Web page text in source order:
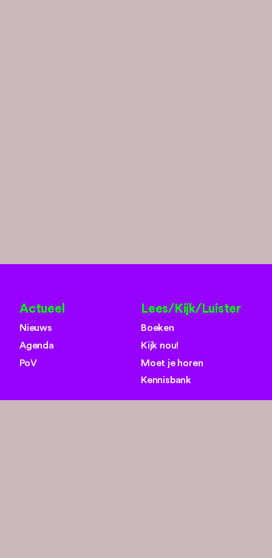
Actueel
Nieuws
Agenda
PoV
Lees/Kijk/Luister
Boeken
Kijk nou!
Moet je horen
Kennisbank